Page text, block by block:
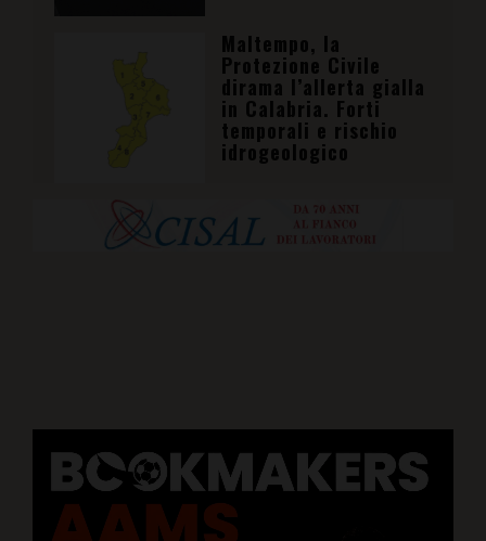
Maltempo, la
Protezione Civile
dirama l’allerta gialla
in Calabria. Forti
temporali e rischio
idrogeologico